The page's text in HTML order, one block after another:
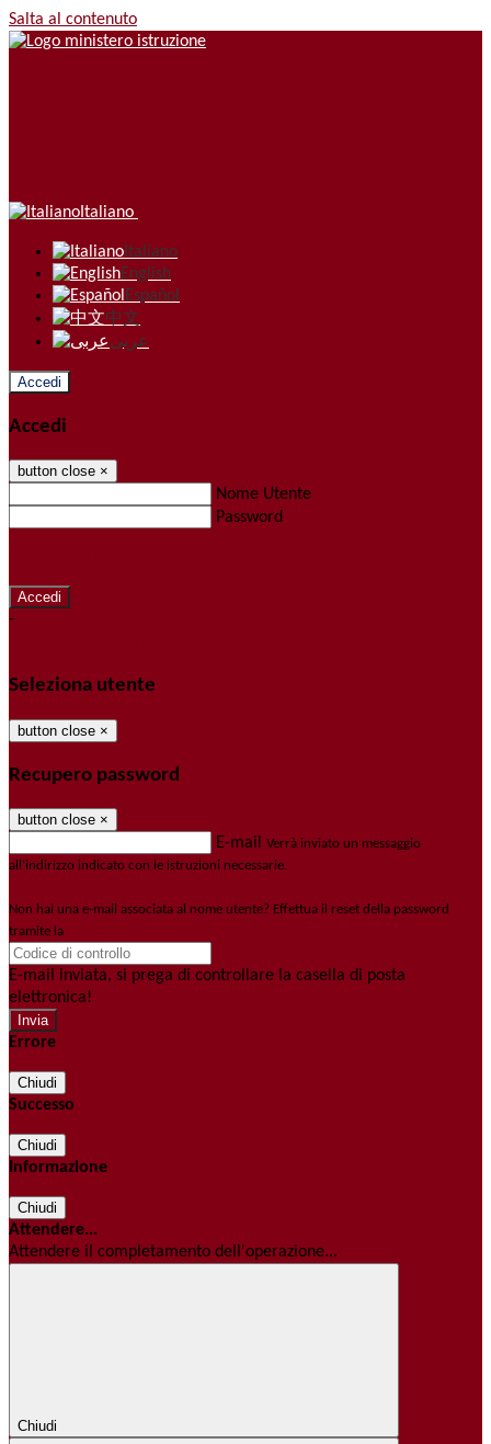
Salta al contenuto
Italiano
Italiano
English
Español
中文
عربى
Accedi
Accedi
button close ×
Nome Utente
Password
-
Seleziona utente
button close ×
Recupero password
button close ×
E-mail Verrà inviato un messaggio
all'indirizzo indicato con le istruzioni necessarie.
Non hai una e-mail associata al nome utente? Effettua il reset della password
tramite la
E-mail inviata, si prega di controllare la casella di posta
elettronica!
Errore
Chiudi
Successo
Chiudi
Informazione
Chiudi
Attendere...
Attendere il completamento dell'operazione...
Chiudi